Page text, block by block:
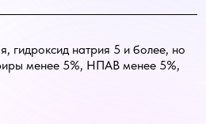
гидроксид натрия 5 и более, но
менее 5%, НПАВ менее 5%,